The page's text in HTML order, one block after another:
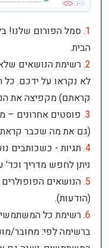
1. סמל הפורום שלנו!
הבית.
2. רשימת הנושאים
לא נקראו על ידכם.
קראתם) מקפיצה את
3. פוסטים אחרונים –
(גם את מה שכבר
4. תגיות - כשכותבים
ניתן לחפש מדריך וכד'
5. הנושאים
(הודעות).
6. רשימת כל
ברשימה לפי: מחובר/